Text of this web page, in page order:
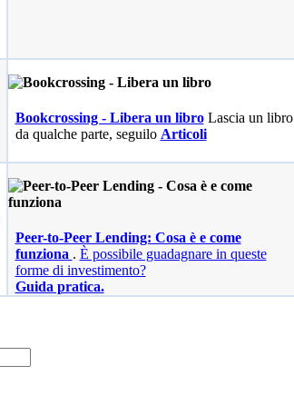
Bookcrossing - Libera un libroLascia un libro
da qualche parte, seguilo Articoli
Peer-to-Peer Lending: Cosa è e come
funziona . È possibile guadagnare in queste
forme di investimento?
Guida pratica.